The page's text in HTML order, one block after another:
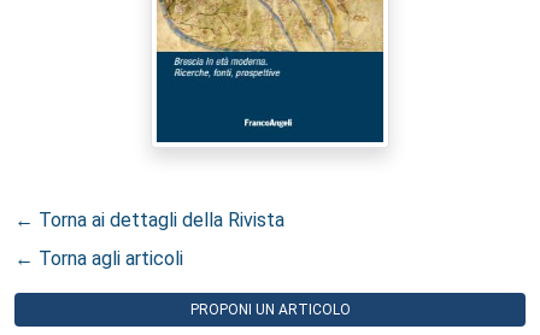
← Torna ai dettagli della Rivista
← Torna agli articoli
PROPONI UN ARTICOLO